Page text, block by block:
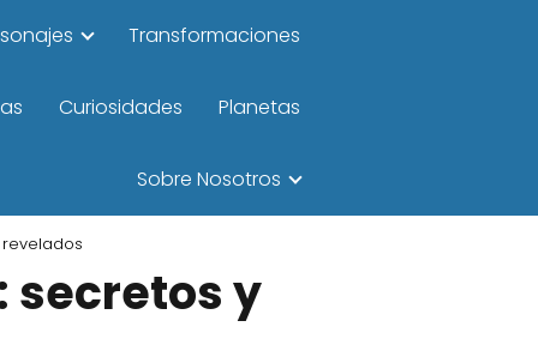
Transformaciones
Curiosidades Planetas
Sobre Nosotros
secretos y